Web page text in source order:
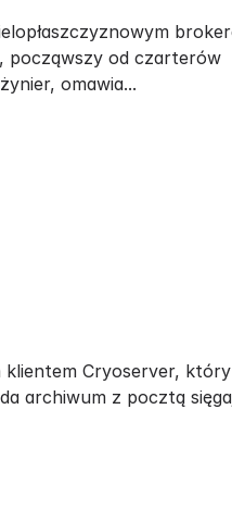
począwszy od czarterów
omawia...
Cryoserver, który
archiwum z pocztą